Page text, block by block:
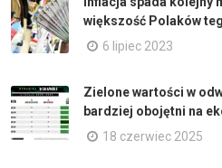
większość Polaków
6 lipiec 2023
Zielone wartości w
bardziej obojętni na
18 czerwiec 2025